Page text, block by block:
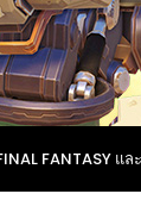
FANTASY แล